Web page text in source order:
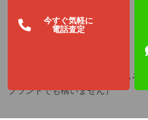
買取ブランドの一例です（もちろ
ブランドでも構いません）
今すぐ気軽に
電話査定